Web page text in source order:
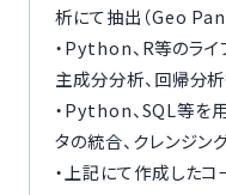
イベント/マガジン
法人の方
析にて抽出（Geo
・Python、R等のライ
主成分分析、回帰分
・Python、SQL等を
タの統合、クレンジン
・上記にて作成した